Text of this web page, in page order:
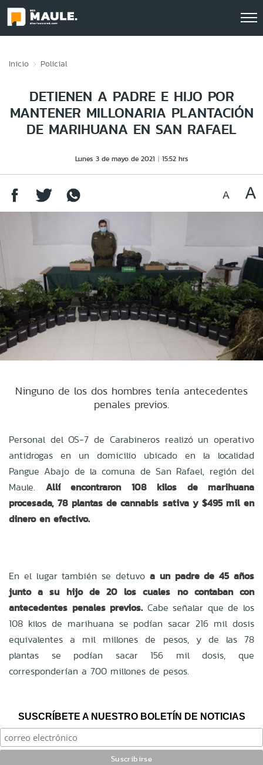
Inicio Policial
DETIENEN A PADRE E HIJO POR
MANTENER MILLONARIA PLANTACIÓN
DE MARIHUANA EN SAN RAFAEL
Lunes 3 de mayo de 2021 15:52 hrs
Ninguno de los dos hombres tenía antecedentes
penales previos.
Personal del OS-7 de Carabineros realizó un operativo
antidrogas en un domicilio ubicado en la localidad
Pangue Abajo de la comuna de San Rafael, región del
Maule. Allí encontraron 108 kilos de marihuana
procesada, 78 plantas de cannabis sativa y $495 mil en
dinero en efectivo.
En el lugar también se detuvo a un padre de 45 años
junto a su hijo de 20 los cuales no contaban con
antecedentes penales previos. Cabe señalar que de los
108 kilos de marihuana se podían sacar 216 mil dosis
equivalentes a mil millones de pesos, y de las 78
plantas se podían sacar 156 mil dosis, que
corresponderían a 700 millones de pesos.
SUSCRÍBETE A NUESTRO BOLETÍN DE NOTICIAS